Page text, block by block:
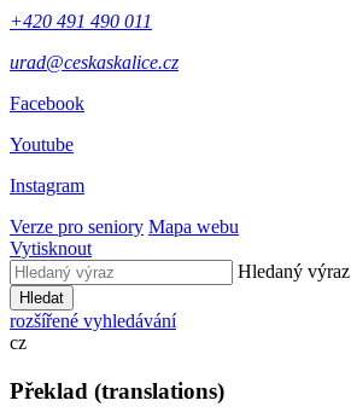
+420 491 490 011
urad@ceskaskalice.cz
Facebook
Youtube
Instagram
Verze pro seniory Mapa webu
Vytisknout
Hledaný výraz
Hledat
rozšířené vyhledávání
cz
Překlad (translations)